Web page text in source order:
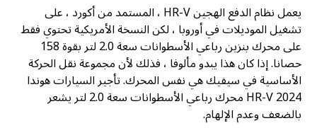
يعمل نظام الدفع الهجين HR-V ، المستمد من أكورد ، على
تشغيل الموديلات في أوروبا ، لكن النسخة الأمريكية تحتوي فقط
على محرك بنزين رباعي الأسطوانات سعة 2.0 لتر بقوة 158
حصانا. إذا كان هذا يبدو مألوفا ، فذلك لأن مجموعة نقل الحركة
الأساسية في سيفيك هي نفس المحرك. تأجير السيارات هوندا
HR-V 2024 محرك رباعي الأسطوانات سعة 2.0 لتر يشعر
بالضعف وعدم الإلهام.